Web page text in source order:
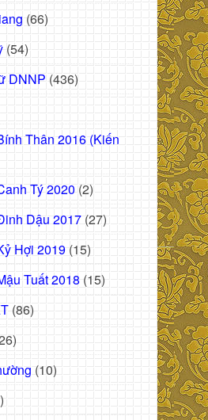
(66)
(54)
DNNP (436)
Thân 2016 (Kiến
Tý 2020 (2)
Dậu 2017 (27)
Hợi 2019 (15)
Tuất 2018 (15)
(86)
(10)